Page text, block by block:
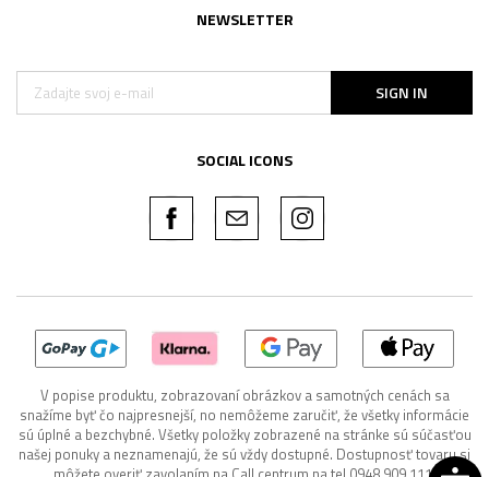
NEWSLETTER
SIGN IN
SOCIAL ICONS
V popise produktu, zobrazovaní obrázkov a samotných cenách sa
snažíme byť čo najpresnejší, no nemôžeme zaručiť, že všetky informácie
sú úplné a bezchybné. Všetky položky zobrazené na stránke sú súčasťou
našej ponuky a neznamenajú, že sú vždy dostupné. Dostupnosť tovaru si